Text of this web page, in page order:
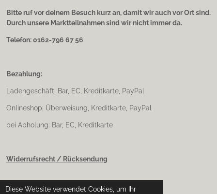
Diese Website verwendet Cookies, um Ihr
Bitte ruf vor deinem Besuch kurz an, damit wir auch vor Ort sind.
Durch unsere Marktteilnahmen sind wir nicht immer da.
Telefon: 0162-796 67 56
Bezahlung:
Ladengeschäft: Bar, EC, Kreditkarte, PayPal
Onlineshop: Überweisung, Kreditkarte, PayPal
bei Abholung: Bar, EC, Kreditkarte
Widerrufsrecht / Rücksendung